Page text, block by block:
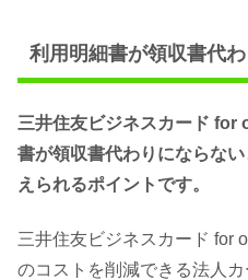
利用明細書が領収書代
三井住友ビジネスカード for
書が領収書代わりにならな
えられるポイントです。
三井住友ビジネスカード for
のコストを削減できる法人カ